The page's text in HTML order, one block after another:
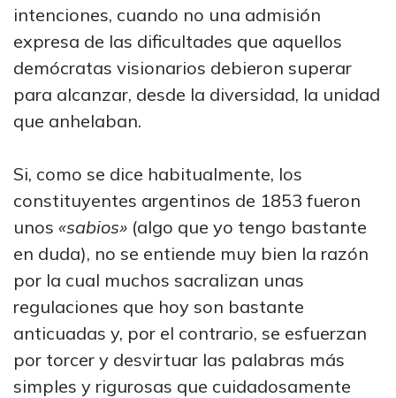
intenciones, cuando no una admisión
expresa de las dificultades que aquellos
demócratas visionarios debieron superar
para alcanzar, desde la diversidad, la unidad
que anhelaban.
Si, como se dice habitualmente, los
constituyentes argentinos de 1853 fueron
unos «sabios» (algo que yo tengo bastante
en duda), no se entiende muy bien la razón
por la cual muchos sacralizan unas
regulaciones que hoy son bastante
anticuadas y, por el contrario, se esfuerzan
por torcer y desvirtuar las palabras más
simples y rigurosas que cuidadosamente